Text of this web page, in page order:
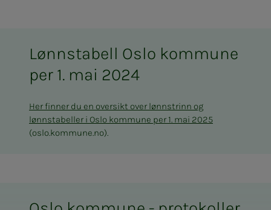
Lønnstabell Oslo kommune
per 1. mai 2024
Her finner du en oversikt over lønnstrinn og
lønnstabeller i Oslo kommune per 1. mai 2025
(oslo.kommune.no).